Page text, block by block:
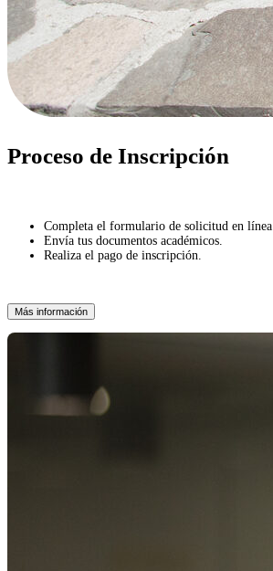
Proceso de Inscripción
Completa el formulario de solicitud en línea.
Envía tus documentos académicos.
Realiza el pago de inscripción.
Más información